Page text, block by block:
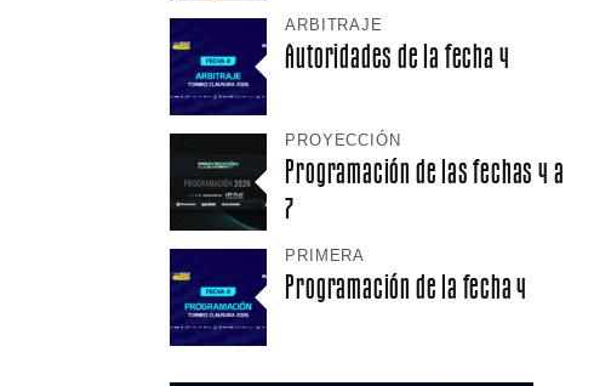
ARBITRAJE
Autoridades de la fecha 4
PROYECCIÓN
Programación de las fechas 4 a
7
PRIMERA
Programación de la fecha 4